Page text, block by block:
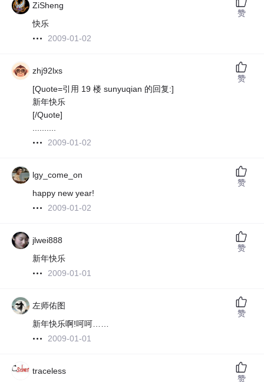
ZiSheng
快乐
2009-01-02
赞
zhj92lxs
[Quote=引用 19 楼 sunyuqian 的回复:]
新年快乐
[/Quote]
..........
2009-01-02
赞
lgy_come_on
happy new year!
2009-01-02
赞
jlwei888
新年快乐
2009-01-01
赞
左师佑图
新年快乐啊!呵呵……
2009-01-01
赞
traceless
赞